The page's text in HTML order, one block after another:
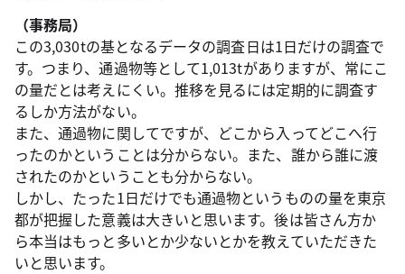
（事務局）
この3,030tの基となるデータの調査日は1日だけの調査で
す。つまり、通過物等として1,013tがありますが、常にこ
の量だとは考えにくい。推移を見るには定期的に調査す
るしか方法がない。
また、通過物に関してですが、どこから入ってどこへ行
ったのかということは分からない。また、誰から誰に渡
されたのかということも分からない。
しかし、たった1日だけでも通過物というものの量を東京
都が把握した意義は大きいと思います。後は皆さん方か
ら本当はもっと多いとか少ないとかを教えていただきた
いと思います。